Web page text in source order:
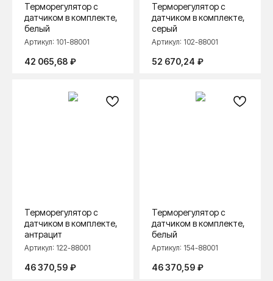
Терморегулятор с
датчиком в комплекте,
белый
Артикул: 101-88001
42 065,68 ₽
Терморегулятор с
датчиком в комплекте,
серый
Артикул: 102-88001
52 670,24 ₽
Терморегулятор с
датчиком в комплекте,
антрацит
Артикул: 122-88001
46 370,59 ₽
Терморегулятор с
датчиком в комплекте,
белый
Артикул: 154-88001
46 370,59 ₽